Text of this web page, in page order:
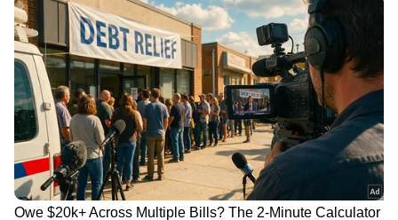
LATEST VIDEOS
'അധികാരികൾ എന്തുകൊണ്ട്
ഞങ്ങളെ തിരിഞ്ഞുനോക്കുന്നില്ല?';
അടിമാലിയിൽ പലയിടത്തും
മണ്ണിടിച്ചിൽ